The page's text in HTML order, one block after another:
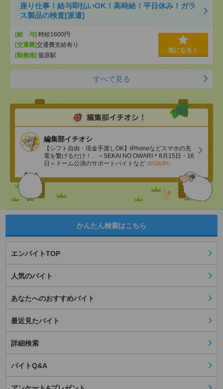
座り仕事！給与即払いOK！高時給！平日休み！ガラ
ス製品の検査[派遣]
[給 与] 時給1600円
[交通費]交通費支給有り
[勤務地] 籠原駅
気になる！
すべて見る
編集部イチオシ
【シフト自由・現金手渡しOK】iPhoneなどスマホの充
電を繋げるだけ！、＜SEKAI NO OWARI＊8月15日・16
日＞ドーム公演のサポートバイトなど (8/10UP!)
かんたん検索はこちら
エンバイトTOP
人気のバイト
あなたへのおすすめバイト
最近見たバイト
詳細検索
バイトQ&A